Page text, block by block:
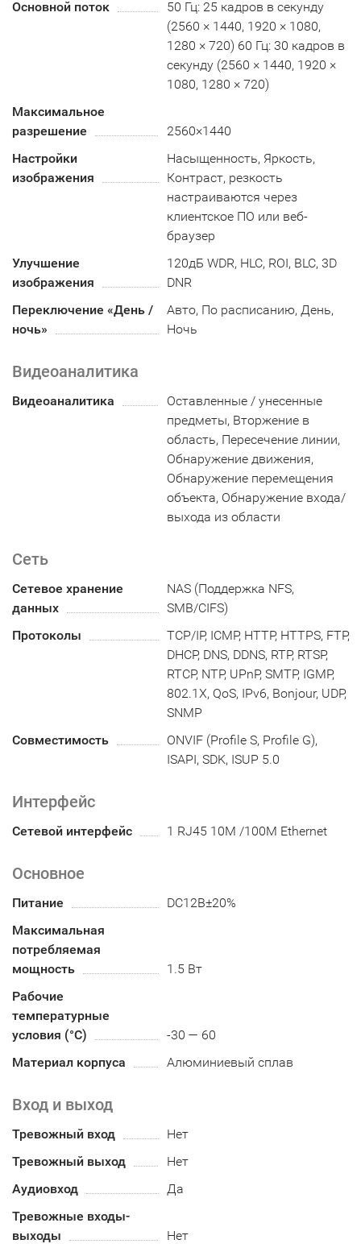
Основной поток
50 Гц: 25 кадров в секунду
(2560 × 1440, 1920 × 1080,
1280 × 720) 60 Гц: 30 кадров в
секунду (2560 × 1440, 1920 ×
1080, 1280 × 720)
Максимальное
разрешение
2560×1440
Настройки
изображения
Насыщенность, Яркость,
Контраст, резкость
настраиваются через
клиентское ПО или веб-
браузер
Улучшение
изображения
120дБ WDR, HLC, ROI, BLC, 3D
DNR
Переключение «День /
ночь»
Авто, По расписанию, День,
Ночь
Видеоаналитика
Видеоаналитика
Оставленные / унесенные
предметы, Вторжение в
область, Пересечение линии,
Обнаружение движения,
Обнаружение перемещения
объекта, Обнаружение входа/
выхода из области
Сеть
Сетевое хранение
данных
NAS (Поддержка NFS,
SMB/CIFS)
Протоколы
TCP/IP, ICMP, HTTP, HTTPS, FTP,
DHCP, DNS, DDNS, RTP, RTSP,
RTCP, NTP, UPnP, SMTP, IGMP,
802.1X, QoS, IPv6, Bonjour, UDP,
SNMP
Совместимость
ONVIF (Profile S, Profile G),
ISAPI, SDK, ISUP 5.0
Интерфейс
Сетевой интерфейс 1 RJ45 10M /100M Ethernet
Основное
Питание
DC12В±20%
Максимальная
потребляемая
мощность
1.5 Вт
Рабочие
температурные
условия (°С)
-30 — 60
Материал корпуса
Алюминиевый сплав
Вход и выход
Тревожный вход
Нет
Тревожный выход
Нет
Аудиовход
Да
Тревожные входы-
выходы
Нет